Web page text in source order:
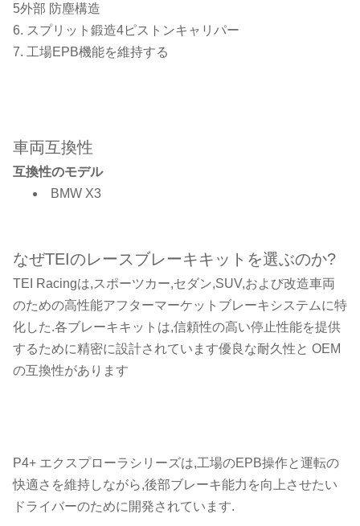
5外部 防塵構造
6. スプリット鍛造4ピストンキャリパー
7. 工場EPB機能を維持する
車両互換性
互換性のモデル
BMW X3
なぜTEIのレースブレーキキットを選ぶのか?
TEI Racingは,スポーツカー,セダン,SUV,および改造車両
のための高性能アフターマーケットブレーキシステムに特
化した.各ブレーキキットは,信頼性の高い停止性能を提供
するために精密に設計されています優良な耐久性と OEM
の互換性があります
P4+ エクスプローラシリーズは,工場のEPB操作と運転の
快適さを維持しながら,後部ブレーキ能力を向上させたい
ドライバーのために開発されています.